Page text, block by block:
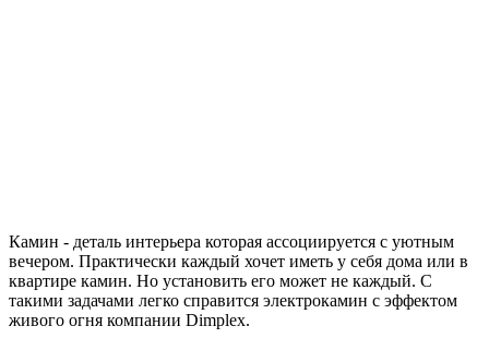
Камин - деталь интерьера которая ассоциируется с уютным
вечером. Практически каждый хочет иметь у себя дома или в
квартире камин. Но установить его может не каждый. С
такими задачами легко справится электрокамин с эффектом
живого огня компании Dimplex.